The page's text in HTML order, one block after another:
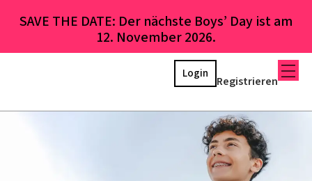
SAVE THE DATE: Der nächste Boys’ Day ist am
12. November 2026.
Registrieren
Login